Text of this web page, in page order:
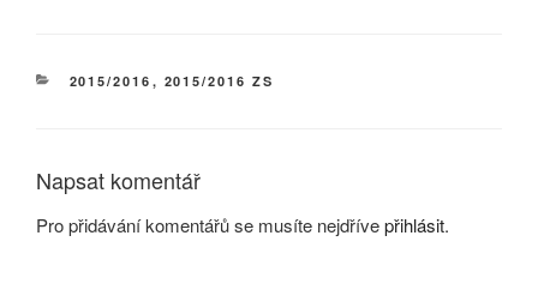
RUBRIKY
2015/2016 , 2015/2016 ZS
Napsat komentář
Pro přidávání komentářů se musíte nejdřívepřihlásit.